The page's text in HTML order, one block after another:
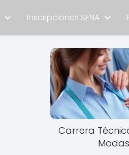
Inscripciones SENA
Carrera